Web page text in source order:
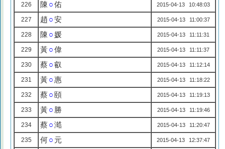
226 陳 ○佑 2015-04-13 10:48:03
227 趙 ○安 2015-04-13 11:00:37
228 陳 ○媛 2015-04-13 11:11:31
229 黃○偉 2015-04-13 11:11:37
230 蔡○叡 2015-04-13 11:12:14
231 黃○惠 2015-04-13 11:18:22
232 蔡○ 頤 2015-04-13 11:19:13
233 黃○ 勝 2015-04-13 11:19:46
234 蔡○澔 2015-04-13 11:20:47
235 何○ 元 2015-04-13 12:37:47